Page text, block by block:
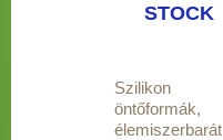
STOCK
Szilikon
öntőformák,
élemiszerbarát